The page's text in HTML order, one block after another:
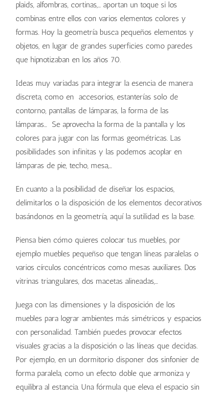
plaids, alfombras, cortinas,… aportan un toque si los
combinas entre ellos con varios elementos colores y
formas. Hoy la geometría busca pequeños elementos y
objetos, en lugar de grandes superficies como paredes
que hipnotizaban en los años 70.
Ideas muy variadas para integrar la esencia de manera
discreta, como en accesorios, estanterías solo de
contorno, pantallas de lámparas, la forma de las
lámparas… Se aprovecha la forma de la pantalla y los
colores para jugar con las formas geométricas. Las
posibilidades son infinitas y las podemos acoplar en
lámparas de pie, techo, mesa,…
En cuanto a la posibilidad de diseñar los espacios,
delimitarlos o la disposición de los elementos decorativos
basándonos en la geometría, aquí la sutilidad es la base.
Piensa bien cómo quieres colocar tus muebles, por
ejemplo muebles pequeñso que tengan líneas paralelas o
varios círculos concéntricos como mesas auxiliares. Dos
vitrinas triangulares, dos macetas alineadas,…
Juega con las dimensiones y la disposición de los
muebles para lograr ambientes más simétricos y espacios
con personalidad. También puedes provocar efectos
visuales gracias a la disposición o las líneas que decidas.
Por ejemplo, en un dormitorio disponer dos sinfonier de
forma paralela, como un efecto doble que armoniza y
equilibra al estancia. Una fórmula que eleva el espacio sin